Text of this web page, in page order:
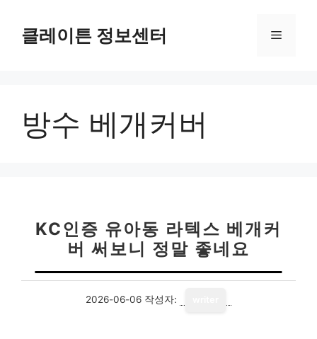
클레이튼 정보센터 메
방수 베개커버
KC인증 유아동 라텍스 베개커
버 써보니 정말 좋네요
2026-06-06 작성자: